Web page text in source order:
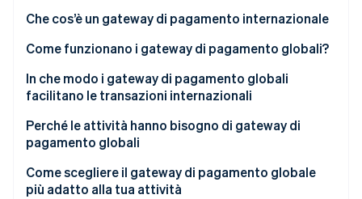
Identity
Verifica online dell'identità
Stripe Sessions 2026
Scopri come Stripe sta costruendo l'infrastruttura
Guarda ora
Che cos’è un gateway di pagamento internazionale
Come funzionano i gateway di pagamento globali?
In che modo i gateway di pagamento globali
facilitano le transazioni internazionali
Perché le attività hanno bisogno di gateway di
pagamento globali
Come scegliere il gateway di pagamento globale
più adatto alla tua attività